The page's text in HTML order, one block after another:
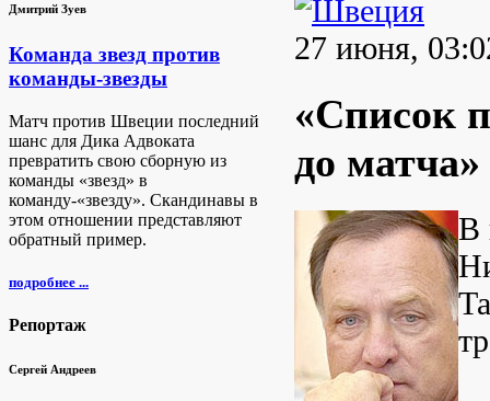
Дмитрий Зуев
Команда звезд против
команды-звезды
Матч против Швеции последний
шанс для Дика Адвоката
превратить свою сборную из
команды «звезд» в
команду-«звезду». Скандинавы в
этом отношении представляют
обратный пример.
подробнее ...
Репортаж
Сергей Андреев
27 июня,
«Список
до матча»
В